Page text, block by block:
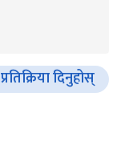
प्रतिक्रिया दिनुहोस्